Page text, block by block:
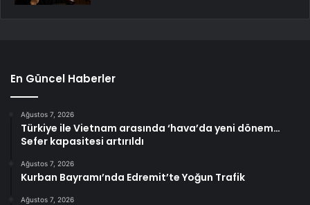
En Güncel Haberler
Ağustos 7, 2026
Türkiye ile Vietnam arasında ‘hava’da yeni dönem…
Sefer kapasitesi artırıldı
Ağustos 7, 2026
Kurban Bayramı’nda Edremit’te Yoğun Trafik
Ağustos 7, 2026